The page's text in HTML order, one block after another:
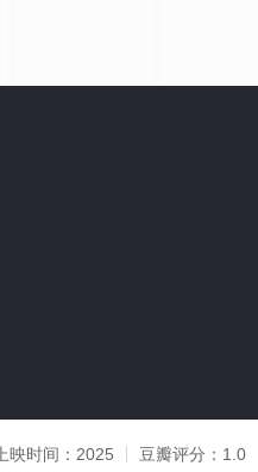
上映时间： 2025 豆瓣评分： 1.0